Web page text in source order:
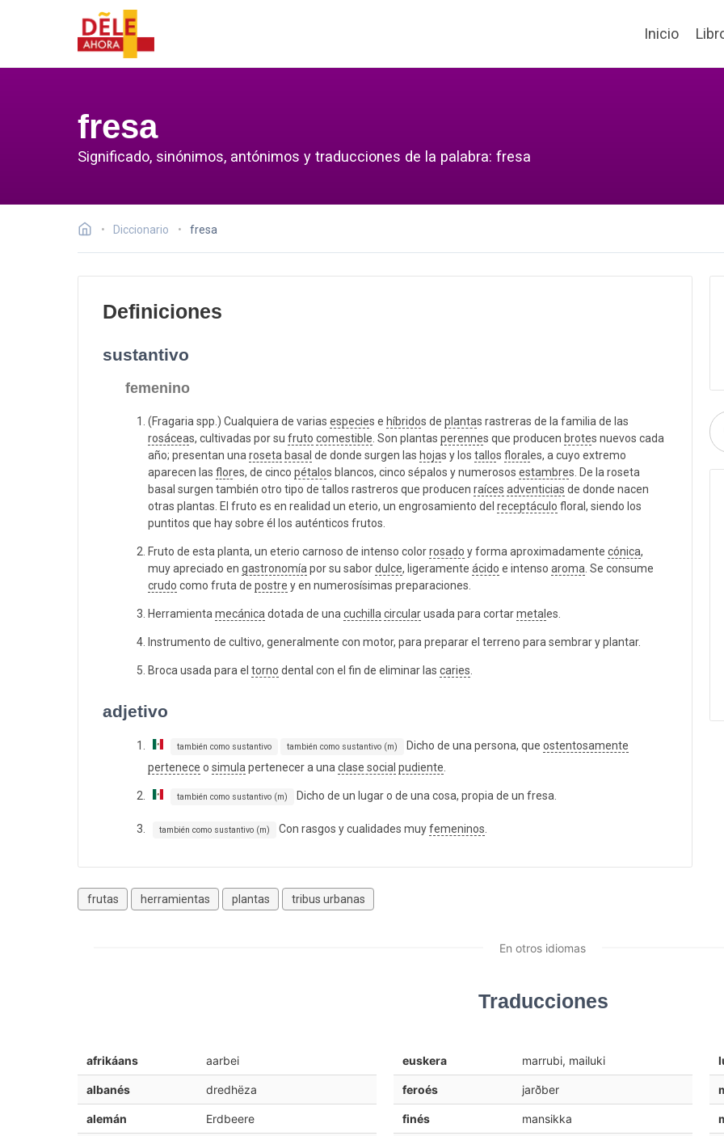
Inicio
fresa
Significado, sinónimos, antónimos y traducciones de la palabra: fresa
Diccionario fresa
Definiciones
sustantivo
femenino
(Fragaria spp.) Cualquiera de varias especies e híbridos de plantas rastreras de la familia de las
rosáceas, cultivadas por su fruto comestible. Son plantas perennes que producen brotes nuevos cada
año; presentan unaroseta basal de donde surgen las hojas y los tallos florales, a cuyo extremo
aparecen las flores, de cinco pétalos blancos, cinco sépalos y numerosos estambres. De la roseta
basal surgen también otro tipo de tallos rastreros que producen raíces adventicias de donde nacen
otras plantas. El fruto es en realidad un eterio, un engrosamiento del receptáculo floral, siendo los
puntitos que hay sobre él los auténticos frutos.
Fruto de esta planta, un eterio carnoso de intenso colorrosado y forma aproximadamente cónica,
muy apreciado en gastronomíapor su sabordulce, ligeramente ácido e intenso aroma. Se consume
crudo como fruta de postre y en numerosísimas preparaciones.
Herramientamecánicadotada de unacuchillacircularusada para cortarmetales.
Instrumento de cultivo, generalmente con motor, para preparar el terreno para sembrar y plantar.
Broca usada para el torno dental con el fin de eliminar las caries.
adjetivo
también como sustantivo también como sustantivo (m) Dicho de una persona, que ostentosamente
pertenece o simulapertenecer a unaclase social pudiente.
también como sustantivo (m) Dicho de un lugar o de una cosa, propia de un fresa.
también como sustantivo (m) Con rasgos y cualidades muyfemeninos.
frutas herramientas plantas tribus urbanas
En otros idiomas
Traducciones
afrikáans aarbei
albanés dredhëza
alemán Erdbeere
euskera marrubi, mailuki
feroés jarðber
finés mansikka